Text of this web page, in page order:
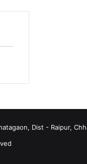
Dist - Raipur,